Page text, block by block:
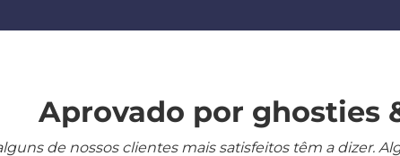
Aprovado por ghosties
de nossos clientes mais satisfeitos têm a dizer.